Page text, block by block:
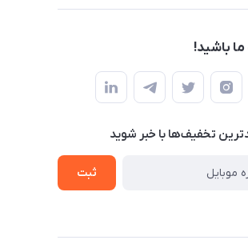
باشید!
تخفیف‌ها با‌ خبر شوید
ثبت